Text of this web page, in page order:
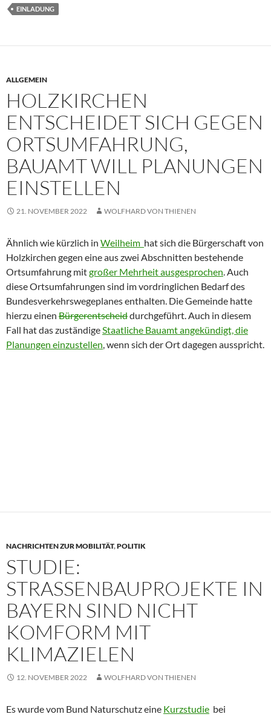
EINLADUNG
ALLGEMEIN
HOLZKIRCHEN
ENTSCHEIDET SICH GEGEN
ORTSUMFAHRUNG,
BAUAMT WILL PLANUNGEN
EINSTELLEN
21. NOVEMBER 2022 WOLFHARD VON THIENEN
Ähnlich wie kürzlich in Weilheim hat sich die Bürgerschaft von
Holzkirchen gegen eine aus zwei Abschnitten bestehende
Ortsumfahrung mitgroßer Mehrheit ausgesprochen. Auch
diese Ortsumfahrungen sind im vordringlichen Bedarf des
Bundesverkehrswegeplanes enthalten. Die Gemeinde hatte
hierzu einen Bürgerentscheiddurchgeführt. Auch in diesem
Fall hat das zuständigeStaatliche Bauamt angekündigt, die
Planungen einzustellen, wenn sich der Ort dagegen ausspricht.
NACHRICHTEN ZUR MOBILITÄT,POLITIK
STUDIE:
STRASSENBAUPROJEKTE IN B
AYERN SIND NICHT K
OMFORM MIT K
LIMAZIELEN
12. NOVEMBER 2022 WOLFHARD VON THIENEN
Es wurde vom Bund Naturschutz eine Kurzstudie bei